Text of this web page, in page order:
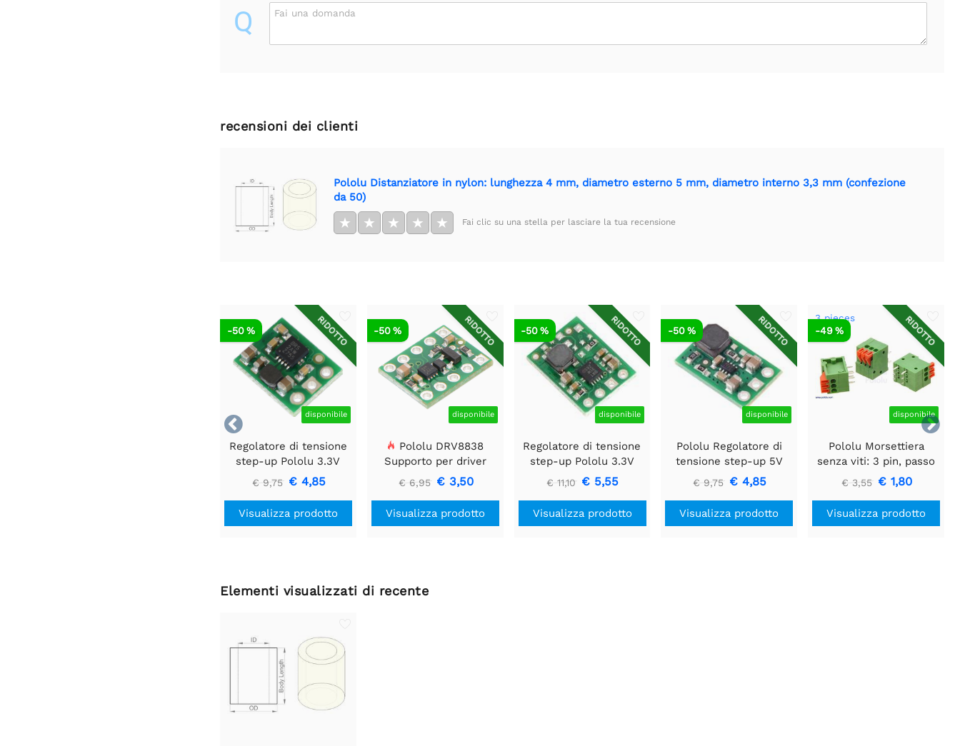
Q Fai una domanda
recensioni dei clienti
Pololu Distanziatore in nylon: lunghezza 4 mm, diametro esterno 5 mm, diametro interno 3,3 mm (confezione
da 50)
★ ★ ★ ★ ★ Fai clic su una stella per lasciare la tua recensione


RIDOTTO
disponibile
-50 %
Regolatore di tensione
step-up Pololu 3.3V
U1V10F3
€ 9,75 € 4,85
Visualizza prodotto
RIDOTTO
disponibile
-50 %
Pololu DRV8838
Supporto per driver
motore CC a spazzola
singola
€ 6,95 € 3,50
Visualizza prodotto
RIDOTTO
disponibile
-50 %
Regolatore di tensione
step-up Pololu 3.3V
U1V11F3
€ 11,10 € 5,55
Visualizza prodotto
RIDOTTO
disponibile
-50 %
Pololu Regolatore di
tensione step-up 5V
U3V16F5
€ 9,75 € 4,85
Visualizza prodotto
RIDOTTO
3 pieces
disponibile
-49 %
Pololu Morsettiera
senza viti: 3 pin, passo
0,1″, ingresso laterale
(confezione da 3)
€ 3,55 € 1,80
Visualizza prodotto
Elementi visualizzati di recente